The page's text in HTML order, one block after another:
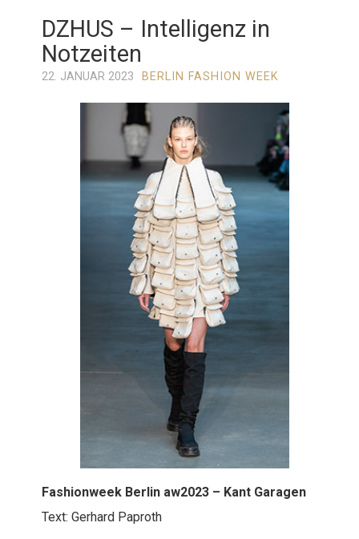
DZHUS – Intelligenz in
Notzeiten
22. JANUAR 2023 BERLIN FASHION WEEK
Fashionweek Berlin aw2023 – Kant Garagen
Text: Gerhard Paproth